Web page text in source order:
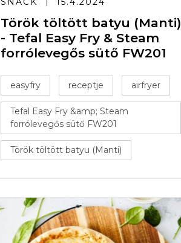
Török töltött batyu (Manti)
- Tefal Easy Fry & Steam
forrólevegős sütő FW201
easyfry receptje airfryer
Tefal Easy Fry &amp; Steam
forrólevegős sütő FW201
Török töltött batyu (Manti)